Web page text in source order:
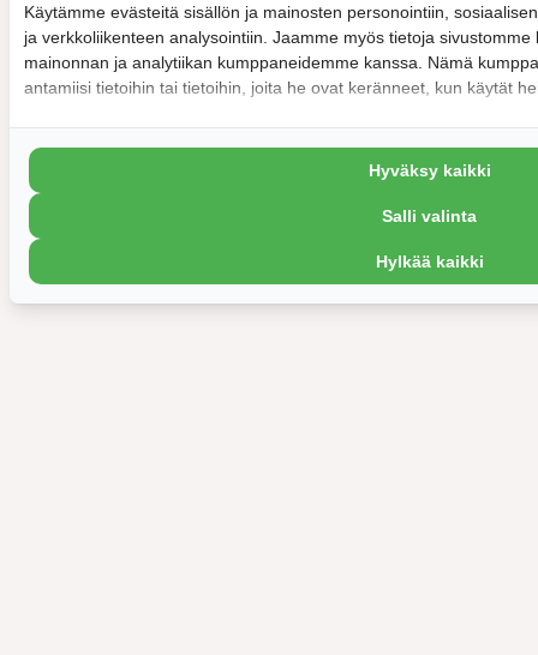
Käytämme evästeitä sisällön ja mainosten personointiin,
ja verkkoliikenteen analysointiin. Jaamme myös tietoja
mainonnan ja analytiikan kumppaneidemme kanssa. Nämä
antamiisi tietoihin tai tietoihin, joita he ovat keränneet, kun käytät
Hylkää kaikki
Salli valinta
Hyväksy kaikki